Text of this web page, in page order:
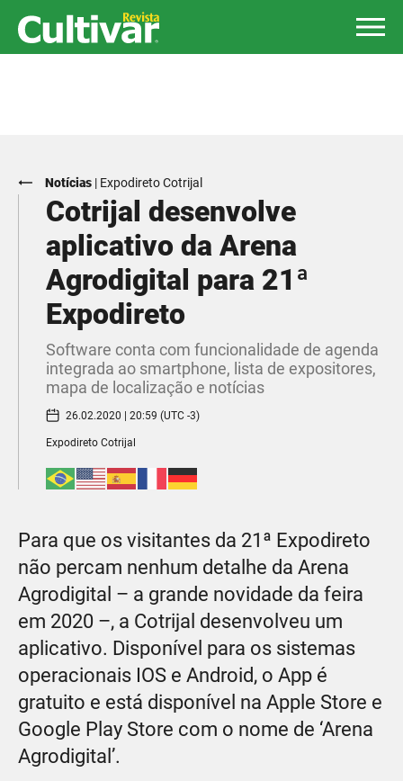
Notícias | Expodireto Cotrijal
Cotrijal desenvolve
aplicativo da Arena
Agrodigital para 21ª
Expodireto
Software conta com funcionalidade de agenda
integrada ao smartphone, lista de expositores,
mapa de localização e notícias
26.02.2020 | 20:59 (UTC -3)
Expodireto Cotrijal
Para que os visitantes da 21ª Expodireto
não percam nenhum detalhe da Arena
Agrodigital – a grande novidade da feira
em 2020 –, a Cotrijal desenvolveu um
aplicativo. Disponível para os sistemas
operacionais IOS e Android, o App é
gratuito e está disponível na Apple Store e
Google Play Store com o nome de ‘Arena
Agrodigital’.